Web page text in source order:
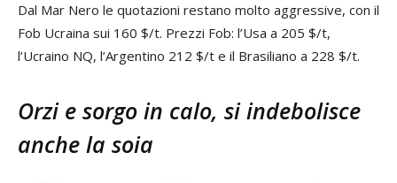
Dal Mar Nero le quotazioni restano molto aggressive, con il
Fob Ucraina sui 160 $/t. Prezzi Fob: l’Usa a 205 $/t,
l’Ucraino NQ, l’Argentino 212 $/t e il Brasiliano a 228 $/t.
Orzi e sorgo in calo, si indebolisce
anche la soia